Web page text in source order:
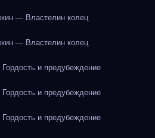
— Властелин колец
— Властелин колец
и предубеждение
и предубеждение
и предубеждение